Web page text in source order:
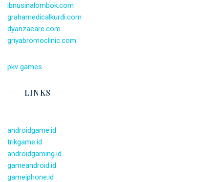
ibnusinalombok.com
grahamedicalkurdi.com
dyanzacare.com
griyabromoclinic.com
pkv games
LINKS
androidgame.id
trikgame.id
androidgaming.id
gameandroid.id
gameiphone.id